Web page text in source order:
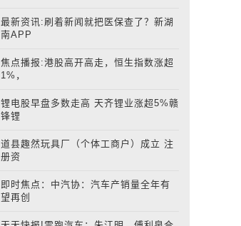
最新资讯:刷着新闻就把医保查了？新湖
南APP
焦点播报:港股高开高走，恒生指数涨超
1%，
锂电股早盘多数走高 天齐锂业涨超5%赣
锋锂
道县趣然玩具厂（个体工商户）成立 注
册资
即时焦点：中汽协：汽车产销量全年有
望再创